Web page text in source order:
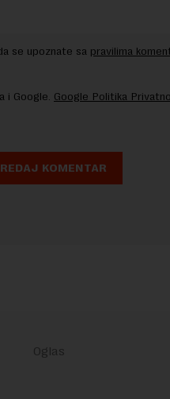
se upoznate sa pravilima
i Google. Google Politika